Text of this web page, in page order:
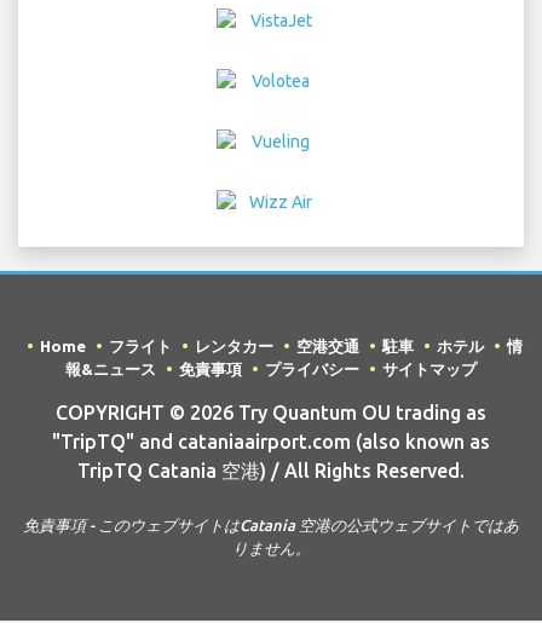
Home フライト レンタカー 空港交通 駐車 ホテル
情
報&ニュース
免責事項 プライバシー サイトマップ
COPYRIGHT © 2026 Try Quantum OU trading as
"TripTQ" and cataniaairport.com (also known as
TripTQ Catania 空港) / All Rights Reserved.
免責事項 - このウェブサイトはCatania 空港の公式ウェブサイトではあ
りません。